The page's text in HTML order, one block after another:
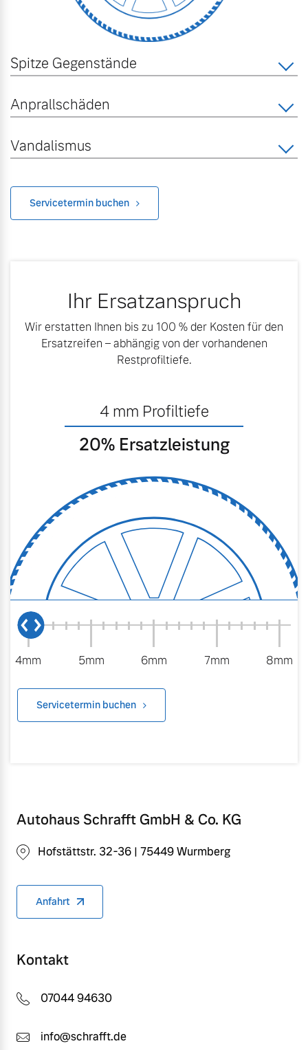
Spitze Gegenstände
Anprallschäden
Vandalismus
Servicetermin buchen
Ihr Ersatzanspruch
Wir erstatten Ihnen bis zu 100 % der Kosten für den
Ersatzreifen – abhängig von der vorhandenen
Restprofiltiefe.
4mm Profiltiefe
20% Ersatzleistung
4mm 5mm 6mm 7mm 8mm
Servicetermin buchen
Autohaus Schrafft GmbH & Co. KG
Hofstättstr. 32-36 | 75449 Wurmberg
Anfahrt
Kontakt
07044 94630
info@schrafft.de